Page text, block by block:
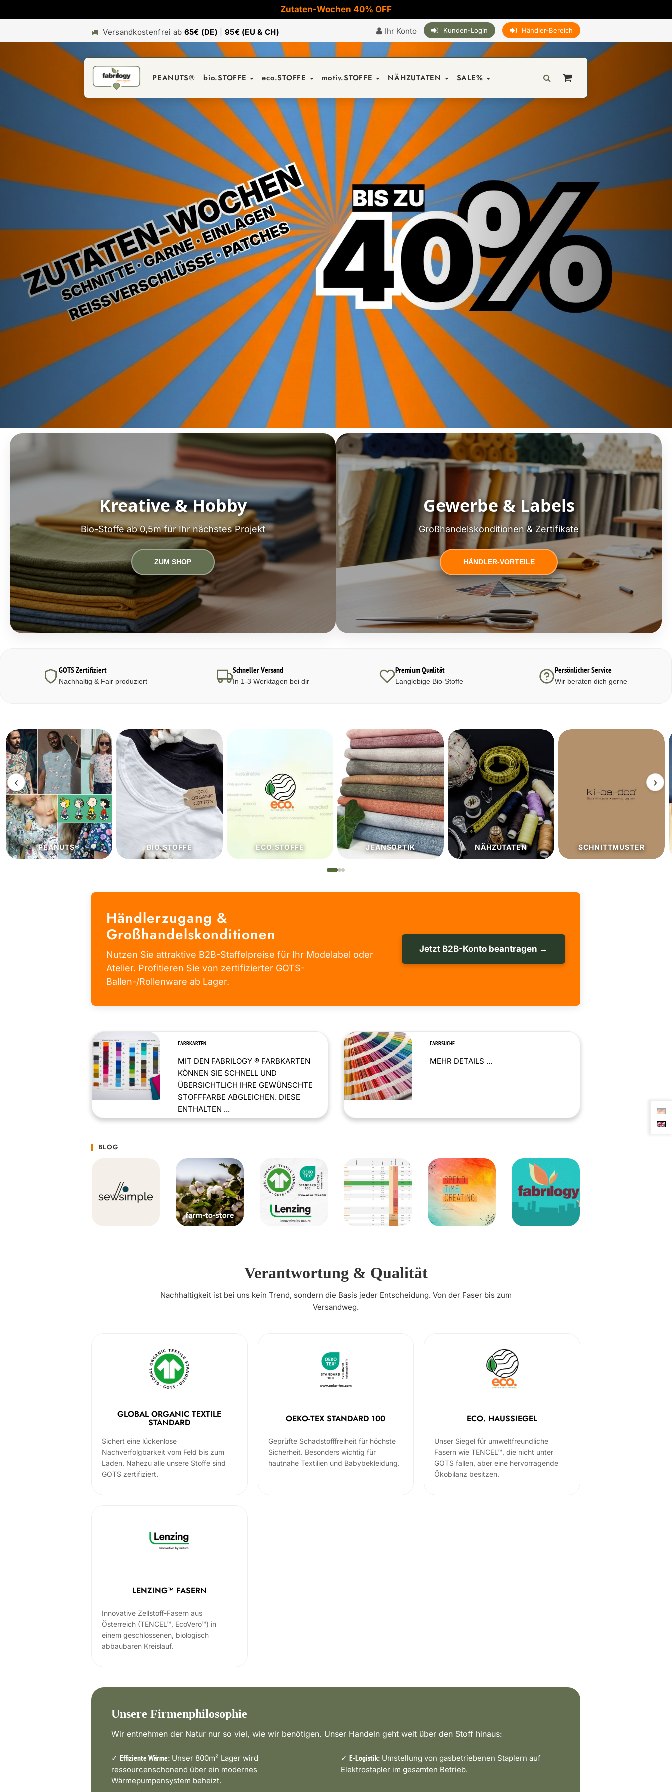
Zutaten-Wochen 40% OFF
Versandkostenfrei ab 65€ (DE) 95€ (EU & CH) Ihr Konto Kunden-Login Händler-Bereich
PEANUTS® bio.STOFFE eco.STOFFE motiv.STOFFE NÄHZUTATEN SALE%
Kreative & Hobby
Bio-Stoffe ab 0,5m für Ihr nächstes Projekt
ZUM SHOP
Gewerbe & Labels
Großhandelskonditionen & Zertifikate
HÄNDLER-VORTEILE
GOTS Zertifiziert
Nachhaltig & Fair produziert
Schneller Versand
In 1-3 Werktagen bei dir
Premium Qualität
Langlebige Bio-Stoffe
Persönlicher Service
Wir beraten dich gerne
‹
BIO.STOFFE ECO.STOFFE JEANSOPTIK NÄHZUTATEN SCHNITTMUSTER SALE%
›
Händlerzugang &
Großhandelskonditionen
Nutzen Sie attraktive B2B-Staffelpreise für Ihr Modelabel oder
Atelier. Profitieren Sie von zertifizierter GOTS-
Ballen-/Rollenware ab Lager.
Jetzt B2B-Konto beantragen →
FARBKARTEN
MIT DEN FABRILOGY ® FARBKARTEN
KÖNNEN SIE SCHNELL UND
ÜBERSICHTLICH IHRE GEWÜNSCHTE
STOFFFARBE ABGLEICHEN. DIESE
ENTHALTEN ...
FARBSUCHE
MEHR DETAILS ...
BLOG
Verantwortung & Qualität
Nachhaltigkeit ist bei uns kein Trend, sondern die Basis jeder Entscheidung. Von der Faser bis zum
Versandweg.
GLOBAL ORGANIC TEXTILE
STANDARD
Sichert eine lückenlose
Nachverfolgbarkeit vom Feld bis zum
Laden. Nahezu alle unsere Stoffe sind
GOTS zertifiziert.
OEKO-TEX STANDARD 100
Geprüfte Schadstofffreiheit für höchste
Sicherheit. Besonders wichtig für
hautnahe Textilien und Babybekleidung.
ECO. HAUSSIEGEL
Unser Siegel für umweltfreundliche
Fasern wie TENCEL™, die nicht unter
GOTS fallen, aber eine hervorragende
Ökobilanz besitzen.
LENZING™ FASERN
Innovative Zellstoff-Fasern aus
Österreich (TENCEL™, EcoVero™) in
einem geschlossenen, biologisch
abbaubaren Kreislauf.
Unsere Firmenphilosophie
Wir entnehmen der Natur nur so viel, wie wir benötigen. Unser Handeln geht weit über den Stoff hinaus:
✓ Effiziente Wärme: Unser 800m² Lager wird
ressourcenschonend über ein modernes
Wärmepumpensystem beheizt.
✓ E-Logistik: Umstellung von gasbetriebenen Staplern auf
Elektrostapler im gesamten Betrieb.